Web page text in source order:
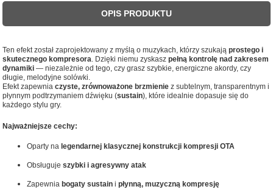
OPIS PRODUKTU
Ten efekt został zaprojektowany z myślą o muzykach, którzy szukająprostego i
skutecznego kompresora. Dzięki niemu zyskaszpełną kontrolę nad zakresem
dynamiki — niezależnie od tego, czy grasz szybkie, energiczne akordy, czy
długie, melodyjne solówki.
Efekt zapewniaczyste, zrównoważone brzmienie z subtelnym, transparentnym i
płynnym podtrzymaniem dźwięku (sustain), które idealnie dopasuje się do
każdego stylu gry.
Najważniejsze cechy:
Oparty na legendarnej klasycznej konstrukcji kompresji OTA
Obsługujeszybki i agresywny atak
Zapewnia bogaty sustain ipłynną, muzyczną kompresję